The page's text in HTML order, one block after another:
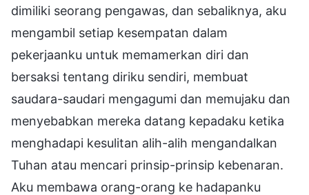
dimiliki seorang pengawas, dan sebaliknya, aku
mengambil setiap kesempatan dalam
pekerjaanku untuk memamerkan diri dan
bersaksi tentang diriku sendiri, membuat
saudara-saudari mengagumi dan memujaku dan
menyebabkan mereka datang kepadaku ketika
menghadapi kesulitan alih-alih mengandalkan
Tuhan atau mencari prinsip-prinsip kebenaran.
Aku membawa orang-orang ke hadapanku